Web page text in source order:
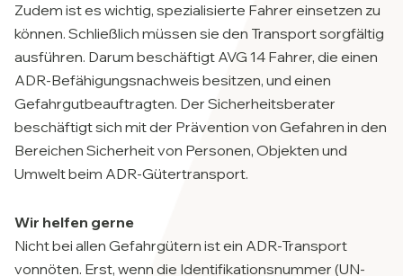
Zudem ist es wichtig, spezialisierte Fahrer einsetzen zu
können. Schließlich müssen sie den Transport sorgfältig
ausführen. Darum beschäftigt AVG 14 Fahrer, die einen
ADR-Befähigungsnachweis besitzen, und einen
Gefahrgutbeauftragten. Der Sicherheitsberater
beschäftigt sich mit der Prävention von Gefahren in den
Bereichen Sicherheit von Personen, Objekten und
Umwelt beim ADR-Gütertransport.
Wir helfen gerne
Nicht bei allen Gefahrgütern ist ein ADR-Transport
vonnöten. Erst, wenn die Identifikationsnummer (UN-